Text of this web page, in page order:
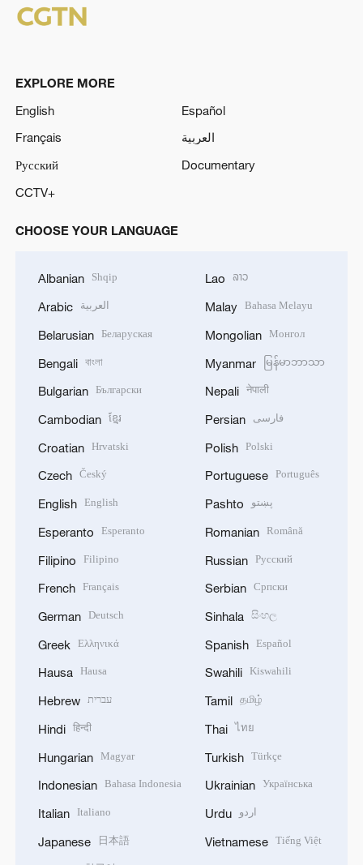
EXPLORE MORE
English
Español
Français
العربية
Русский
Documentary
CCTV+
CHOOSE YOUR LANGUAGE
Albanian Shqip
Arabic العربية
Belarusian Беларуская
Bengali বাংলা
Bulgarian Български
Cambodian ខ្មែរ
Croatian Hrvatski
Czech Český
English English
Esperanto Esperanto
Filipino Filipino
French Français
German Deutsch
Greek Ελληνικά
Hausa Hausa
Hebrew עברית
Hindi हिन्दी
Hungarian Magyar
Indonesian Bahasa Indonesia
Italian Italiano
Japanese 日本語
Lao ລາວ
Malay Bahasa Melayu
Mongolian Монгол
Myanmar မြန်မာဘာသာ
Nepali नेपाली
Persian فارسی
Polish Polski
Portuguese Português
Pashto پښتو
Romanian Română
Russian Русский
Serbian Српски
Sinhala සිංහල
Spanish Español
Swahili Kiswahili
Tamil தமிழ்
Thai ไทย
Turkish Türkçe
Ukrainian Українська
Urdu اردو
Vietnamese Tiếng Việt